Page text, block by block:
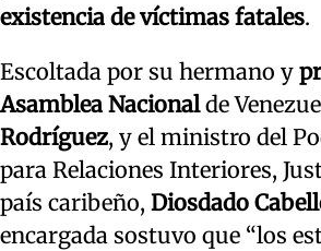
existencia de víctimas fatales.
Escoltada por su hermano y
Asamblea Nacionalde
Rodríguez, y el ministro del
para Relaciones Interiores,
país caribeño, Diosdado
encargada sostuvo que “los